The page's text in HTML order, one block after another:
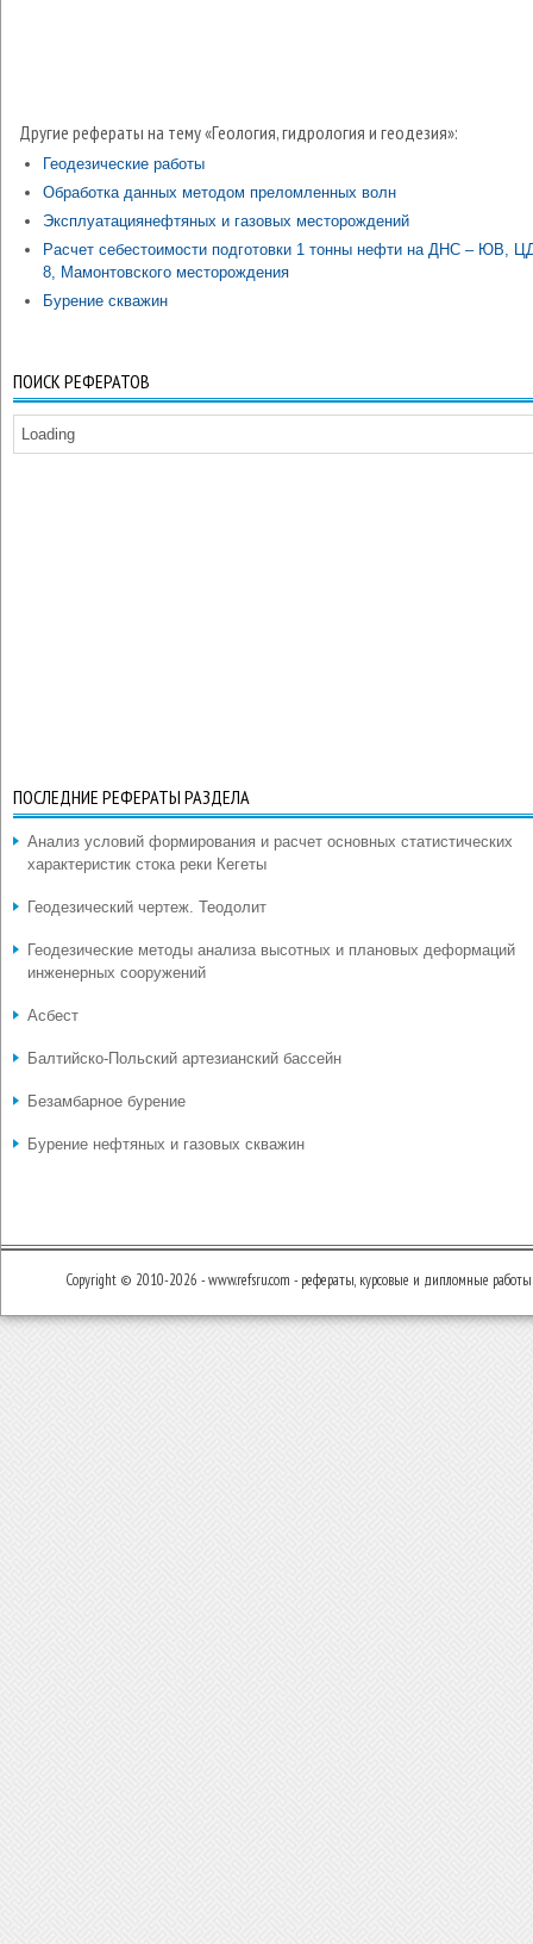
Другие рефераты на тему «Геология, гидрология и геодезия»:
Геодезические работы
Обработка данных методом преломленных волн
Эксплуатациянефтяных и газовых месторождений
Расчет себестоимости подготовки 1 тонны нефти на ДНС – ЮВ,
8, Мамонтовского месторождения
Бурение скважин
ПОИСК РЕФЕРАТОВ
Loading
ПОСЛЕДНИЕ РЕФЕРАТЫ РАЗДЕЛА
Анализ условий формирования и расчет основных статистических
характеристик стока реки Кегеты
Геодезический чертеж. Теодолит
Геодезические методы анализа высотных и плановых деформаций
инженерных сооружений
Асбест
Балтийско-Польский артезианский бассейн
Безамбарное бурение
Бурение нефтяных и газовых скважин
Copyright © 2010-2026 - www.refsru.com - рефераты, курсовые и дипломные работы